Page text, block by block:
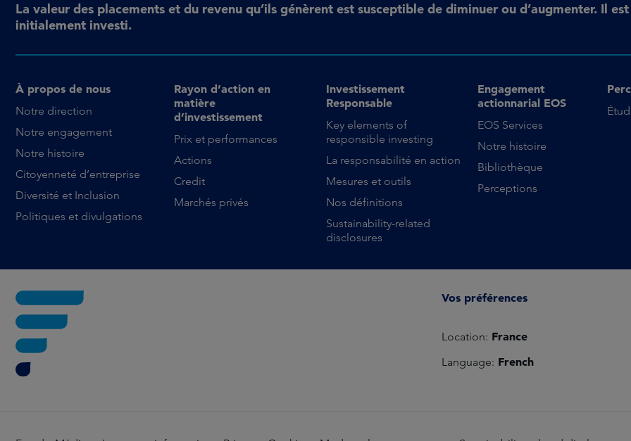
La valeur des placements et du revenu qu’ils génèrent est susceptible de diminuer ou d’augmenter. Il
initialement investi.
À propos de nous
Notre direction
Notre engagement
Notre histoire
Citoyenneté d’entreprise
Diversité et Inclusion
Politiques et divulgations
Rayon d’action en
matière
d’investissement
Prix et performances
Actions
Credit
Marchés privés
Investissement
Responsable
Key elements of
responsible investing
La responsabilité en action
Mesures et outils
Nos définitions
Sustainability-related
disclosures
Engagement
actionnarial EOS
EOS Services
Notre histoire
Bibliothèque
Perceptions
Vos préférences
Location: France
Language: French